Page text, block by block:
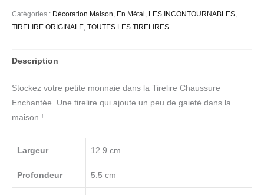
Catégories : Décoration Maison En Métal LES INCONTOURNABLES
TIRELIRE ORIGINALE TOUTES LES TIRELIRES
Description
Stockez votre petite monnaie dans la Tirelire Chaussure
Enchantée. Une tirelire qui ajoute un peu de gaieté dans la
maison !
Largeur 12.9 cm
Profondeur 5.5 cm